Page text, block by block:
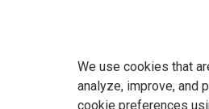
Tout le
We use cookies that
analyze, improve, and
cookie preferences